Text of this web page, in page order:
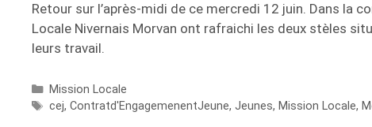
Retour sur l’après-midi de ce mercredi 12 juin. Dans la
Locale Nivernais Morvan ont rafraichi les deux stèles
leurs travail.
Mission Locale
cej, Contratd'EngagemenentJeune, Jeunes, Mission Locale,